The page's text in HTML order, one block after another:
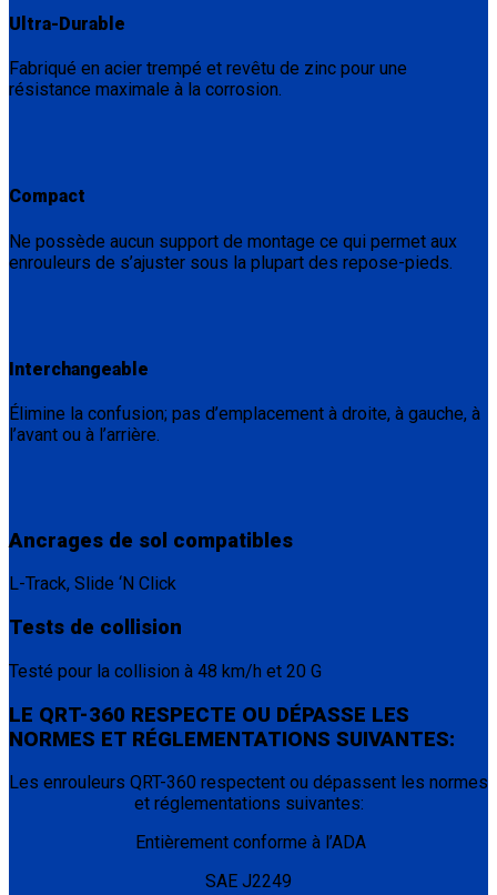
Ultra-Durable
Fabriqué en acier trempé et revêtu de zinc pour une
résistance maximale à la corrosion.
Compact
Ne possède aucun support de montage ce qui permet aux
enrouleurs de s’ajuster sous la plupart des repose-pieds.
Interchangeable
Élimine la confusion; pas d’emplacement à droite, à gauche, à
l’avant ou à l’arrière.
Ancrages de sol compatibles
L-Track, Slide ‘N Click
Tests de collision
Testé pour la collision à 48 km/h et 20 G
LE QRT-360 RESPECTE OU DÉPASSE LES
NORMES ET RÉGLEMENTATIONS SUIVANTES:
Les enrouleurs QRT-360 respectent ou dépassent les normes
et réglementations suivantes:
Entièrement conforme à l’ADA
SAE J2249